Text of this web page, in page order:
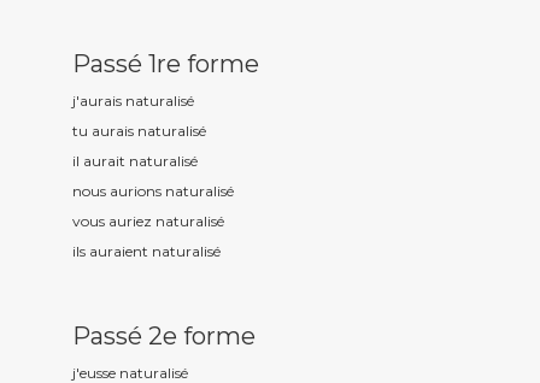
Passé 1re forme
j'aurais naturalisé
tu aurais naturalisé
il aurait naturalisé
nous aurions naturalisé
vous auriez naturalisé
ils auraient naturalisé
Passé 2e forme
j'eusse naturalisé